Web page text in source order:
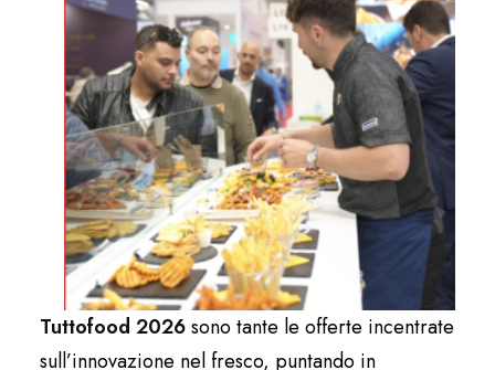
Tuttofood 2026sono tante le offerte incentrate
sull’innovazione nel fresco, puntando in